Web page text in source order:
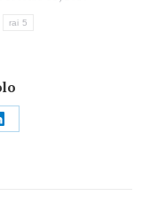
rai 5